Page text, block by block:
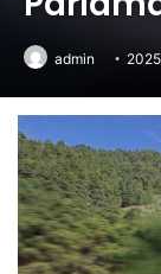
admin